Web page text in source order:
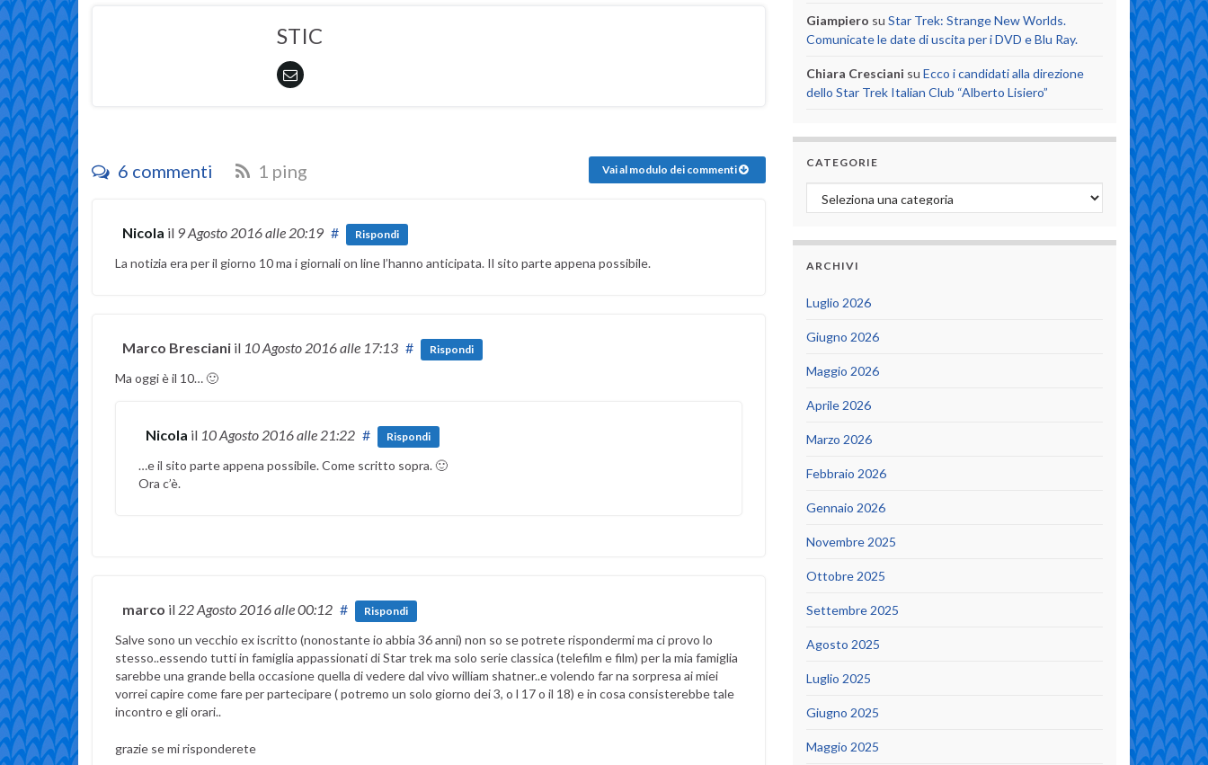
STIC
6 commenti 1 ping Vai al modulo dei commenti
Nicola il 9 Agosto 2016alle 20:19 # Rispondi
La notizia era per il giorno 10 ma i giornali on line l’hanno anticipata. Il sito parte appena possibile.
Marco Bresciani il 10 Agosto 2016alle 17:13 # Rispondi
Ma oggi è il 10… 🙂
Nicola il 10 Agosto 2016alle 21:22 # Rispondi
…e il sito parte appena possibile. Come scritto sopra. 🙂
Ora c’è.
marco il 22 Agosto 2016alle 00:12 # Rispondi
Salve sono un vecchio ex iscritto (nonostante io abbia 36 anni) non so se potrete rispondermi ma ci provo lo
stesso..essendo tutti in famiglia appassionati di Star trek ma solo serie classica (telefilm e film) per la mia famiglia
sarebbe una grande bella occasione quella di vedere dal vivo william shatner..e volendo far na sorpresa ai miei
vorrei capire come fare per partecipare ( potremo un solo giorno dei 3, o l 17 o il 18) e in cosa consisterebbe tale
incontro e gli orari..
grazie se mi risponderete
Giampiero su Star Trek: Strange New Worlds.
Comunicate le date di uscita per i DVD e Blu Ray.
Chiara Cresciani su Ecco i candidati alla direzione
dello Star Trek Italian Club “Alberto Lisiero”
CATEGORIE
Categorie
ARCHIVI
Luglio 2026
Giugno 2026
Maggio 2026
Aprile 2026
Marzo 2026
Febbraio 2026
Gennaio 2026
Novembre 2025
Ottobre 2025
Settembre 2025
Agosto 2025
Luglio 2025
Giugno 2025
Maggio 2025